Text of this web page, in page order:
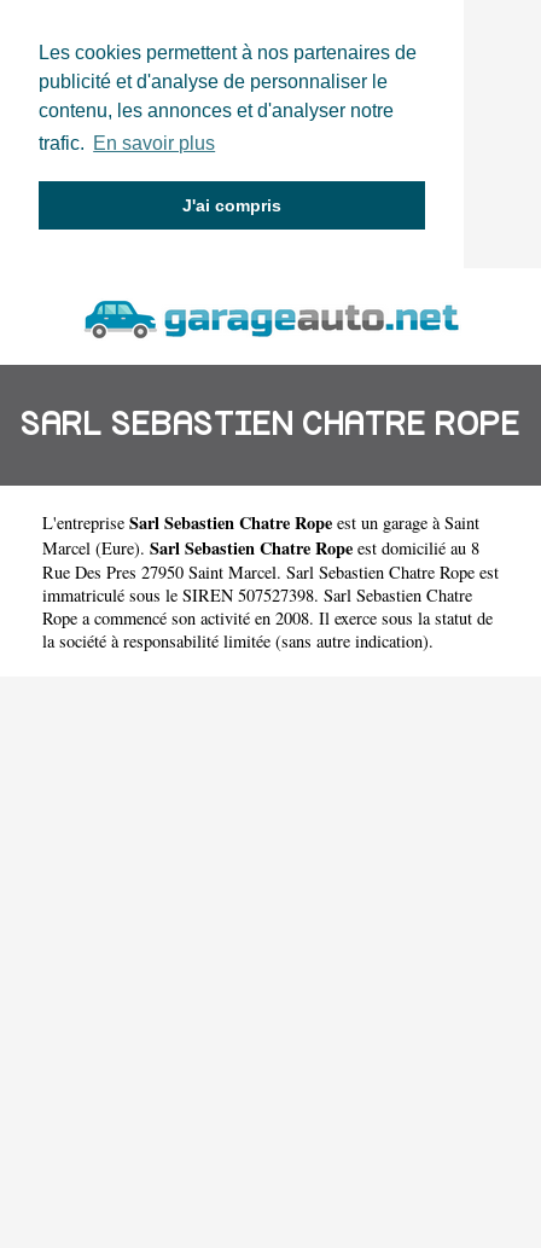
Les cookies permettent à nos partenaires de
publicité et d'analyse de personnaliser le
contenu, les annonces et d'analyser notre
trafic. En savoir plus
J'ai compris
SARL SEBASTIEN CHATRE ROPE
L'entreprise Sarl Sebastien Chatre Rope est un garage à Saint
Marcel (Eure). Sarl Sebastien Chatre Rope est domicilié au 8
Rue Des Pres 27950 Saint Marcel. Sarl Sebastien Chatre Rope est
immatriculé sous le SIREN 507527398. Sarl Sebastien Chatre
Rope a commencé son activité en 2008. Il exerce sous la statut de
la société à responsabilité limitée (sans autre indication).